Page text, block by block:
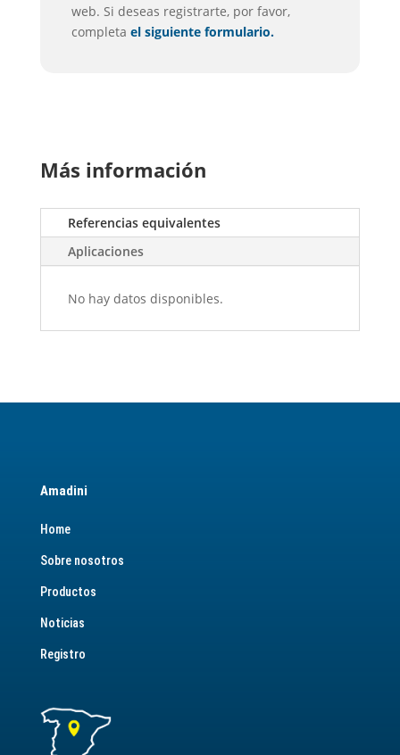
web. Si deseas registrarte, por favor,
completa el siguiente formulario.
Más información
Referencias equivalentes
Aplicaciones
No hay datos disponibles.
Amadini
Home
Sobre nosotros
Productos
Noticias
Registro